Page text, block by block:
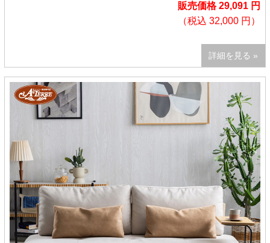
販売価格 29,091 円
（税込 32,000 円）
詳細を見る »